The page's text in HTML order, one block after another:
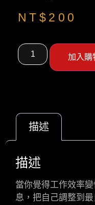
NT$ 200
加入購
描述
描述
當你覺得工作效率
息，把自己調整到